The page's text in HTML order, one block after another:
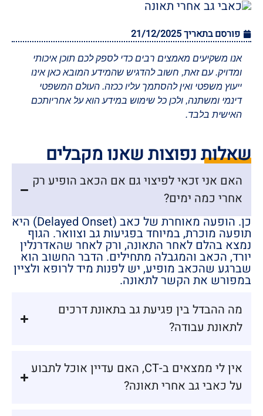
פורסם בתאריך21/12/2025
אנו משקיעים מאמצים רבים כדי לספק לכם תוכן איכותי
ומדויק. עם זאת, חשוב להדגיש שהמידע המובא כאן אינו
ייעוץ משפטי ואין להסתמך עליו ככזה. העולם המשפטי
דינמי ומשתנה, ולכן כל שימוש במידע הוא על אחריותכם
האישית בלבד.
שאלות נפוצות שאנו מקבלים
האם אני זכאי לפיצוי גם אם הכאב הופיע רק
אחרי כמה ימים?
כן. הופעה מאוחרת של כאב (Delayed Onset) היא
תופעה מוכרת, במיוחד בפגיעות גב וצוואר. הגוף
נמצא בהלם לאחר התאונה, ורק לאחר שהאדרנלין
יורד, הכאב והמגבלה מתחילים. הדבר החשוב הוא
שברגע שהכאב מופיע, יש לפנות מיד לרופא ולציין
במפורש את הקשר לתאונה.
מה ההבדל בין פגיעת גב בתאונת דרכים
לתאונת עבודה?
אין לי ממצאים ב-CT, האם עדיין אוכל לתבוע
על כאבי גב אחרי תאונה?